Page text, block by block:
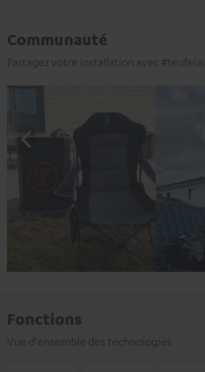
Communauté
Partagez votre installation avec
Fonctions
Vue d'ensemble des technologies